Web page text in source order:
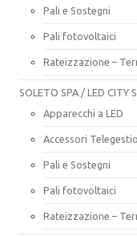
Pali e Sostegni
Pali fotovoltaici
Rateizzazione –
SOLETO SPA / LED CITY
Apparecchi a LED
Accessori
Pali e Sostegni
Pali fotovoltaici
Rateizzazione –